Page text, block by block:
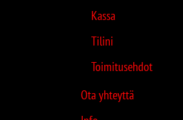
Kassa
Tilini
Toimitusehdot
Ota yhteyttä